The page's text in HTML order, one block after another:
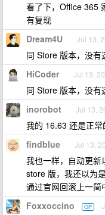
看了下，Office 365
有复现
Dream4U Jul 13,
同 Store 版本，没有
HiCoder Jul 13,
同 Store 版本，没有
inorobot Jul 13,
我的 16.63 还是正
findblue Jul 13,
我也一样，自动更
store 版，我还以为
通过官网回滚上一简
Foxxoccino OP